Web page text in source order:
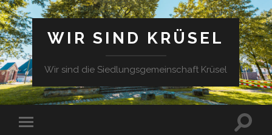
WIR SIND KRÜSEL
Wir sind die Siedlungsgemeinschaft Krüsel